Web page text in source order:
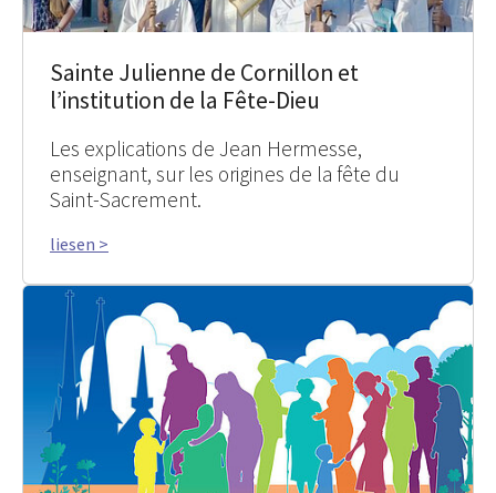
Sainte Julienne de Cornillon et
l’institution de la Fête-Dieu
Les explications de Jean Hermesse,
enseignant, sur les origines de la fête du
Saint-Sacrement.
liesen >